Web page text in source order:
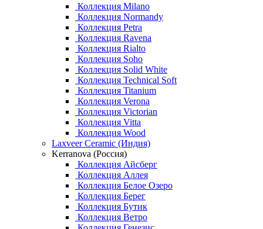
Коллекция Milano
Коллекция Normandy
Коллекция Petra
Коллекция Ravena
Коллекция Rialto
Коллекция Soho
Коллекция Solid White
Коллекция Technical Soft
Коллекция Titanium
Коллекция Verona
Коллекция Victorian
Коллекция Vitta
Коллекция Wood
Laxveer Ceramic (Индия)
Kerranova (Россия)
Коллекция Айсберг
Коллекция Аллея
Коллекция Белое Озеро
Коллекция Берег
Коллекция Бутик
Коллекция Ветро